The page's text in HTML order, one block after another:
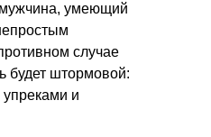
умеющий
случае
будет штормовой:
и